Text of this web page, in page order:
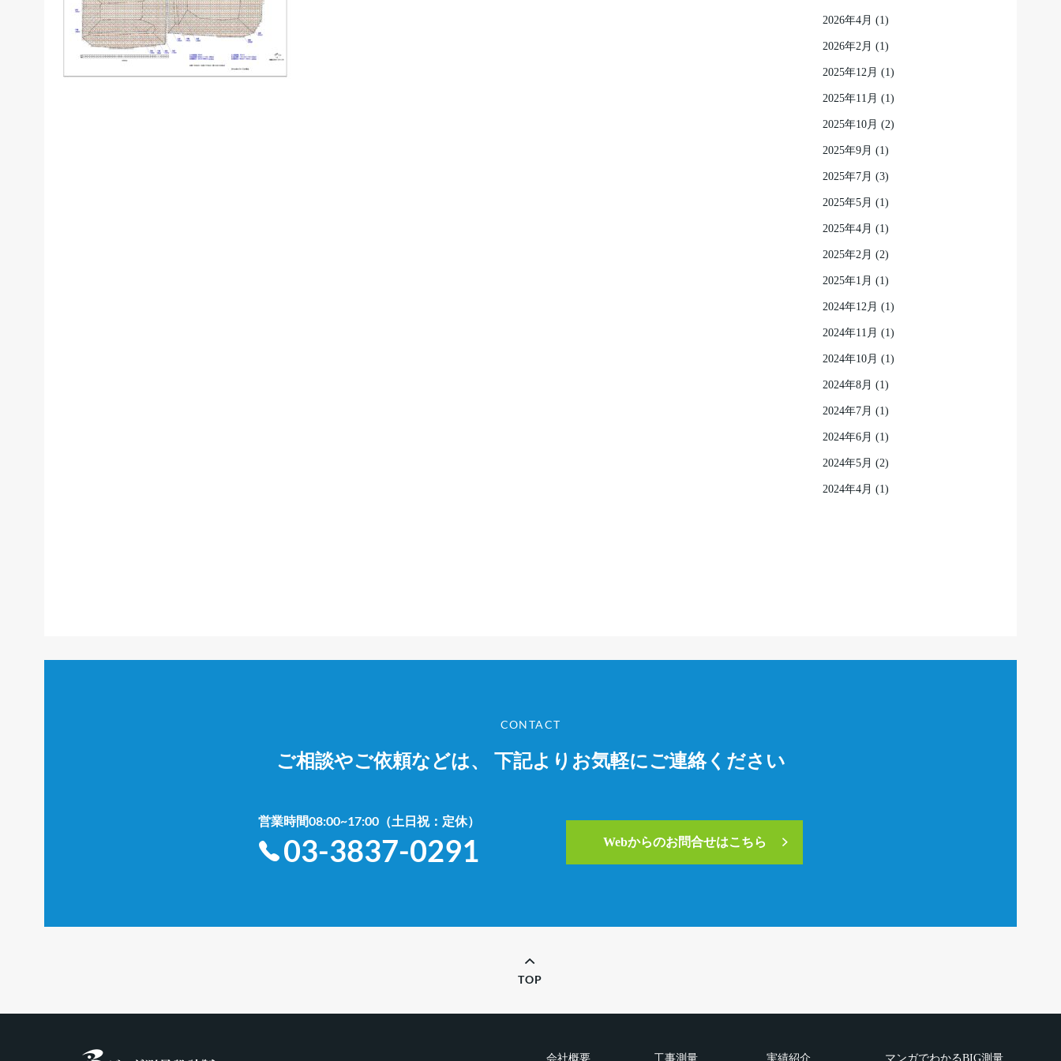
2026年4月 (1)
2026年2月 (1)
2025年12月 (1)
2025年11月 (1)
2025年10月 (2)
2025年9月 (1)
2025年7月 (3)
2025年5月 (1)
2025年4月 (1)
2025年2月 (2)
2025年1月 (1)
2024年12月 (1)
2024年11月 (1)
2024年10月 (1)
2024年8月 (1)
2024年7月 (1)
2024年6月 (1)
2024年5月 (2)
2024年4月 (1)
CONTACT
ご相談やご依頼などは、 下記よりお気軽にご連絡ください
営業時間08:00~17:00（土日祝：定休）
03-3837-0291 Webからのお問合せはこちら
TOP
会社概要 工事測量 実績紹介 マンガでわかるBIG測量